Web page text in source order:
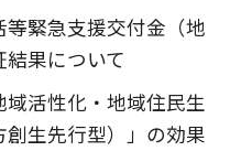
緊急支援交付金（地
果について
活性化・地域住民生
生先行型）」の効果